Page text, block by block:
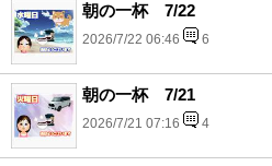
朝の一杯 7/22
2026/7/22 06:46 6
朝の一杯 7/21
2026/7/21 07:16 4